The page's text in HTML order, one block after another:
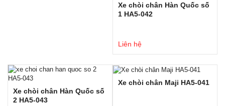
Xe chòi chân Hàn Quốc số
1 HA5-042
Liên hệ
Xe chòi chân Hàn Quốc số
2 HA5-043
Xe chòi chân Maji HA5-041